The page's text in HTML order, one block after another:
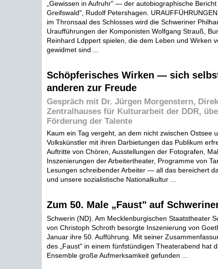
„Gewissen in Aufruhr" — der autobiographische
Greifswald", Rudolf Petershagen.
im Thronsaal des Schlosses wird die Schweriner
Uraufführungen der Komponisten Wolfgang Strauß,
Reinhard Ldppert spielen, die dem Leben und Wirken
gewidmet sind ...
Schöpferisches Wirken — sich
anderen zur Freude
Gespräch mit Dr. Jürgen Morgenstern,
Zentralhauses für Kulturarbeit der DDR,
Förderung der Talente
Kaum ein Tag vergeht, an dem nicht zwischen Ostsee
Volkskünstler mit ihren Darbietungen das Publikum
Auftritte von Chören, Ausstellungen der Fotografen,
Inszenierungen der Arbeitertheater, Programme von
Lesungen schreibender Arbeiter — all das bereichert
und unsere sozialistische Nationalkultur ...
Zum 50. Male „Faust" auf
Schwerin (ND). Am Mecklenburgischen Staatstheater
von Christoph Schroth besorgte Inszenierung von
Januar ihre 50. Aufführung. Mit seiner
des „Faust" in einem fünfstündigen Theaterabend hat
Ensemble große Aufmerksamkeit gefunden ...